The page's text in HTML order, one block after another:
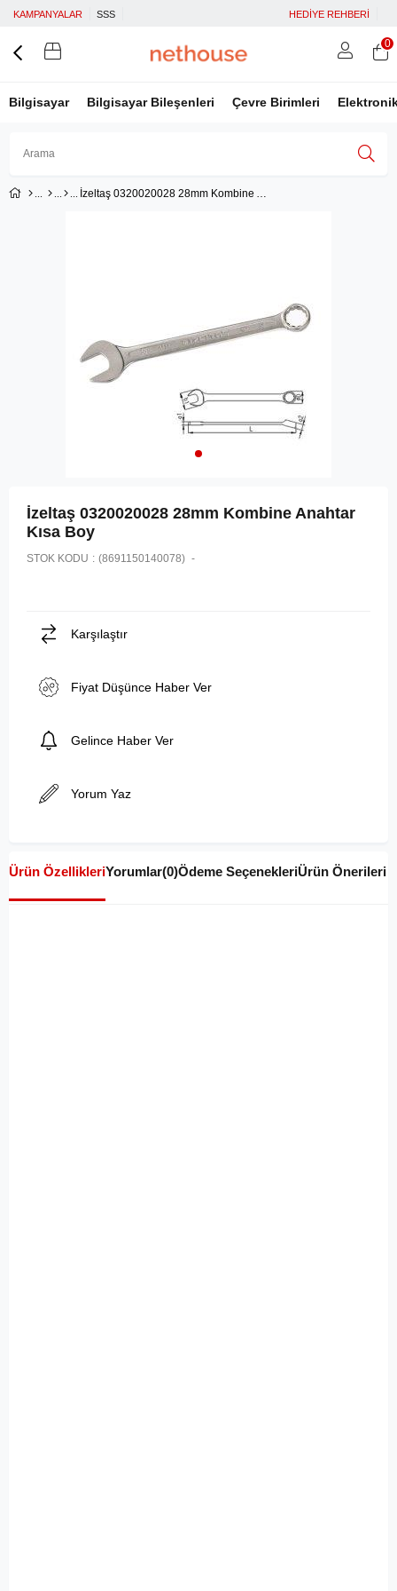
KAMPANYALAR SSS HEDİYE REHBERİ
Bilgisayar Bilgisayar Bileşenleri Çevre Birimleri
Üye Girişi
0
İzeltaş 0320020028 28mm Kombine Anahtar Kısa Boy
İzeltaş 0320020028 28mm Kombine Anahtar
Kısa Boy
STOK KODU (8691150140078)
Karşılaştır
Fiyat Düşünce Haber Ver
Gelince Haber Ver
Yorum Yaz
Ürün ÖzellikleriYorumlar(0)Ödeme SeçenekleriÜrün Önerileri